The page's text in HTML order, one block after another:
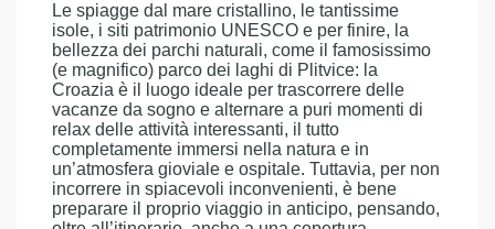
Le spiagge dal mare cristallino, le tantissime
isole, i siti patrimonio UNESCO e per finire, la
bellezza dei parchi naturali, come il famosissimo
(e magnifico) parco dei laghi di Plitvice: la
Croazia è il luogo ideale per trascorrere delle
vacanze da sogno e alternare a puri momenti di
relax delle attività interessanti, il tutto
completamente immersi nella natura e in
un’atmosfera gioviale e ospitale. Tuttavia, per non
incorrere in spiacevoli inconvenienti, è bene
preparare il proprio viaggio in anticipo, pensando,